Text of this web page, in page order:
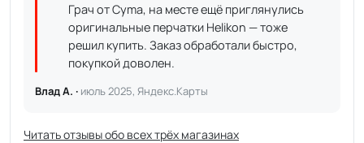
Грач от Cyma, на месте ещё приглянулись
оригинальные перчатки Helikon — тоже
решил купить. Заказ обработали быстро,
покупкой доволен.
Влад А. · июль 2025, Яндекс.Карты
Читать отзывы обо всех трёх магазинах